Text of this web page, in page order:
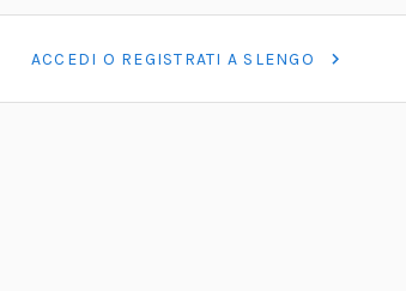
ACCEDI O REGISTRATI A SLENGO